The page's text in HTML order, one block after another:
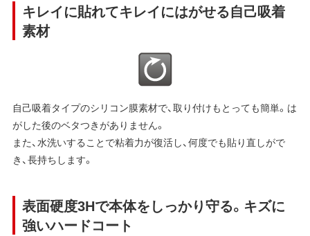
キレイに貼れてキレイにはがせる自己吸着
素材
自己吸着タイプのシリコン膜素材で、取り付けもとっても簡単。は
がした後のベタつきがありません。
また、水洗いすることで粘着力が復活し、何度でも貼り直しがで
き、長持ちします。
表面硬度3Hで本体をしっかり守る。キズに
強いハードコート